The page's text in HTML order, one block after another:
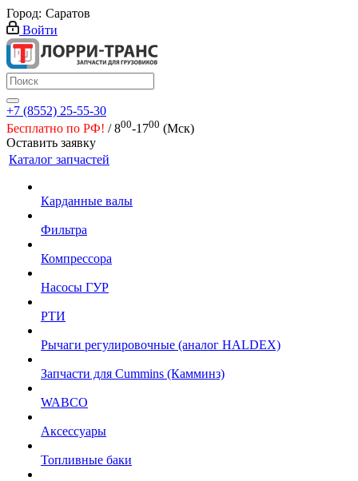
Город: Саратов
Войти
+7 (8552) 25-55-30
Бесплатно по РФ! / 800-1700 (Мск)
Оставить заявку
Каталог запчастей
Карданные валы
Фильтра
Компрессора
Насосы ГУР
РТИ
Рычаги регулировочные (аналог HALDEX)
Запчасти для Cummins (Камминз)
WABCO
Аксессуары
Топливные баки